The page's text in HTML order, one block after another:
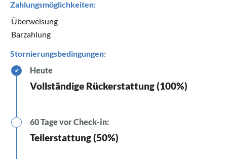
Zahlungsmöglichkeiten:
Überweisung
Barzahlung
Stornierungsbedingungen:
✔ Heute
Vollständige Rückerstattung (100%)
60 Tage vor Check-in:
Teilerstattung (50%)